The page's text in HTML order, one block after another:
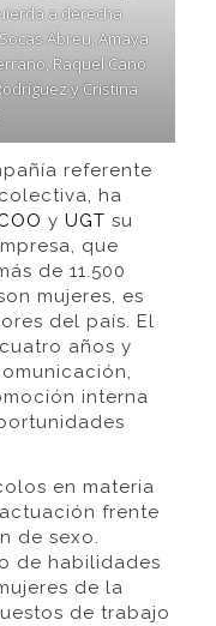
a derecha
Abreu, Amaya
Raquel Cano
y Cristina
referente
ha
y UGT su
que
de 11.500
mujeres, es
del país. El
años y
interna
en materia
frente
de sexo.
de habilidades
de la
de trabajo